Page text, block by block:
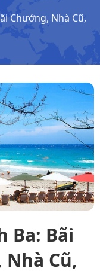
Chướng, Nhà Cũ,
Ba: Bãi
Cũ,